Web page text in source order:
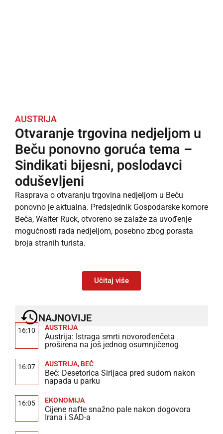
AUSTRIJA
Otvaranje trgovina nedjeljom u
Beču ponovno goruća tema –
Sindikati bijesni, poslodavci
oduševljeni
Rasprava o otvaranju trgovina nedjeljom u Beču
ponovno je aktualna. Predsjednik Gospodarske komore
Beča, Walter Ruck, otvoreno se zalaže za uvođenje
mogućnosti rada nedjeljom, posebno zbog porasta
broja stranih turista.
Učitaj više
NAJNOVIJE
16:10 AUSTRIJA
Austrija: Istraga smrti novorođenčeta
proširena na još jednog osumnjičenog
16:07 AUSTRIJA, BEČ
Beč: Desetorica Sirijaca pred sudom nakon
napada u parku
16:05 EKONOMIJA
Cijene nafte snažno pale nakon dogovora
Irana i SAD-a